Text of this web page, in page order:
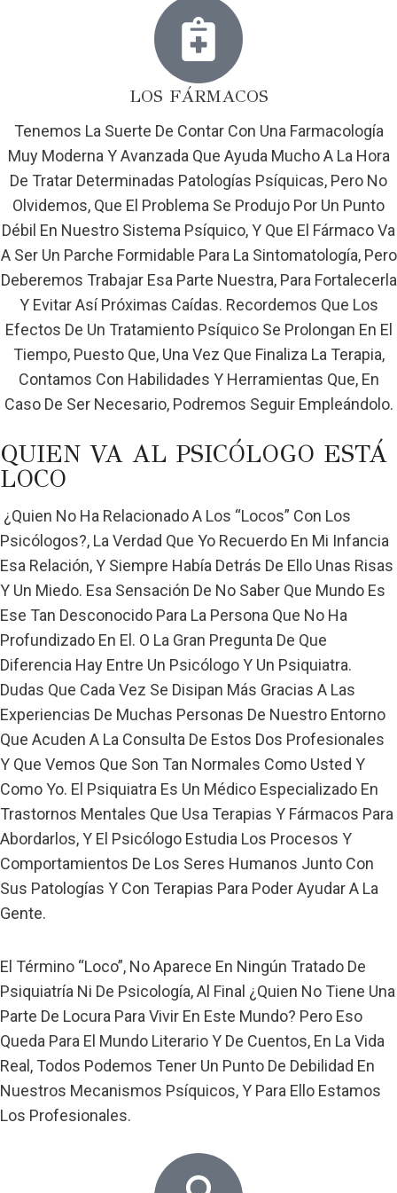
LOS FÁRMACOS
Tenemos La Suerte De Contar Con Una Farmacología
Muy Moderna Y Avanzada Que Ayuda Mucho A La Hora
De Tratar Determinadas Patologías Psíquicas, Pero No
Olvidemos, Que El Problema Se Produjo Por Un Punto
Débil En Nuestro Sistema Psíquico, Y Que El Fármaco Va
A Ser Un Parche Formidable Para La Sintomatología, Pero
Deberemos Trabajar Esa Parte Nuestra, Para Fortalecerla
Y Evitar Así Próximas Caídas. Recordemos Que Los
Efectos De Un Tratamiento Psíquico Se Prolongan En El
Tiempo, Puesto Que, Una Vez Que Finaliza La Terapia,
Contamos Con Habilidades Y Herramientas Que, En
Caso De Ser Necesario, Podremos Seguir Empleándolo.
QUIEN VA AL PSICÓLOGO ESTÁ
LOCO
¿Quien No Ha Relacionado A Los “locos” Con Los
Psicólogos?, La Verdad Que Yo Recuerdo En Mi Infancia
Esa Relación, Y Siempre Había Detrás De Ello Unas Risas
Y Un Miedo. Esa Sensación De No Saber Que Mundo Es
Ese Tan Desconocido Para La Persona Que No Ha
Profundizado En El. O La Gran Pregunta De Que
Diferencia Hay Entre Un Psicólogo Y Un Psiquiatra.
Dudas Que Cada Vez Se Disipan Más Gracias A Las
Experiencias De Muchas Personas De Nuestro Entorno
Que Acuden A La Consulta De Estos Dos Profesionales
Y Que Vemos Que Son Tan Normales Como Usted Y
Como Yo. El Psiquiatra Es Un Médico Especializado En
Trastornos Mentales Que Usa Terapias Y Fármacos Para
Abordarlos, Y El Psicólogo Estudia Los Procesos Y
Comportamientos De Los Seres Humanos Junto Con
Sus Patologías Y Con Terapias Para Poder Ayudar A La
Gente.
El Término “loco”, No Aparece En Ningún Tratado De
Psiquiatría Ni De Psicología, Al Final ¿quien No Tiene Una
Parte De Locura Para Vivir En Este Mundo? Pero Eso
Queda Para El Mundo Literario Y De Cuentos, En La Vida
Real, Todos Podemos Tener Un Punto De Debilidad En
Nuestros Mecanismos Psíquicos, Y Para Ello Estamos
Los Profesionales.